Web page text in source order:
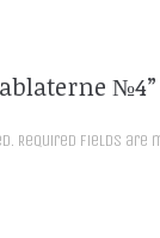
№4”
Required fields are